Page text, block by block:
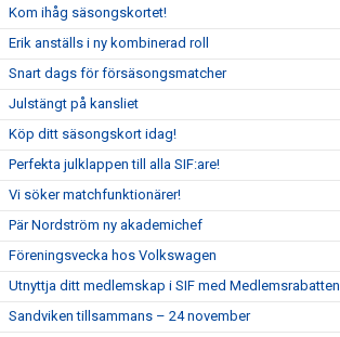
Kom ihåg säsongskortet!
Erik anställs i ny kombinerad roll
Snart dags för försäsongsmatcher
Julstängt på kansliet
Köp ditt säsongskort idag!
Perfekta julklappen till alla SIF:are!
Vi söker matchfunktionärer!
Pär Nordström ny akademichef
Föreningsvecka hos Volkswagen
Utnyttja ditt medlemskap i SIF med Medlemsrabatten
Sandviken tillsammans – 24 november